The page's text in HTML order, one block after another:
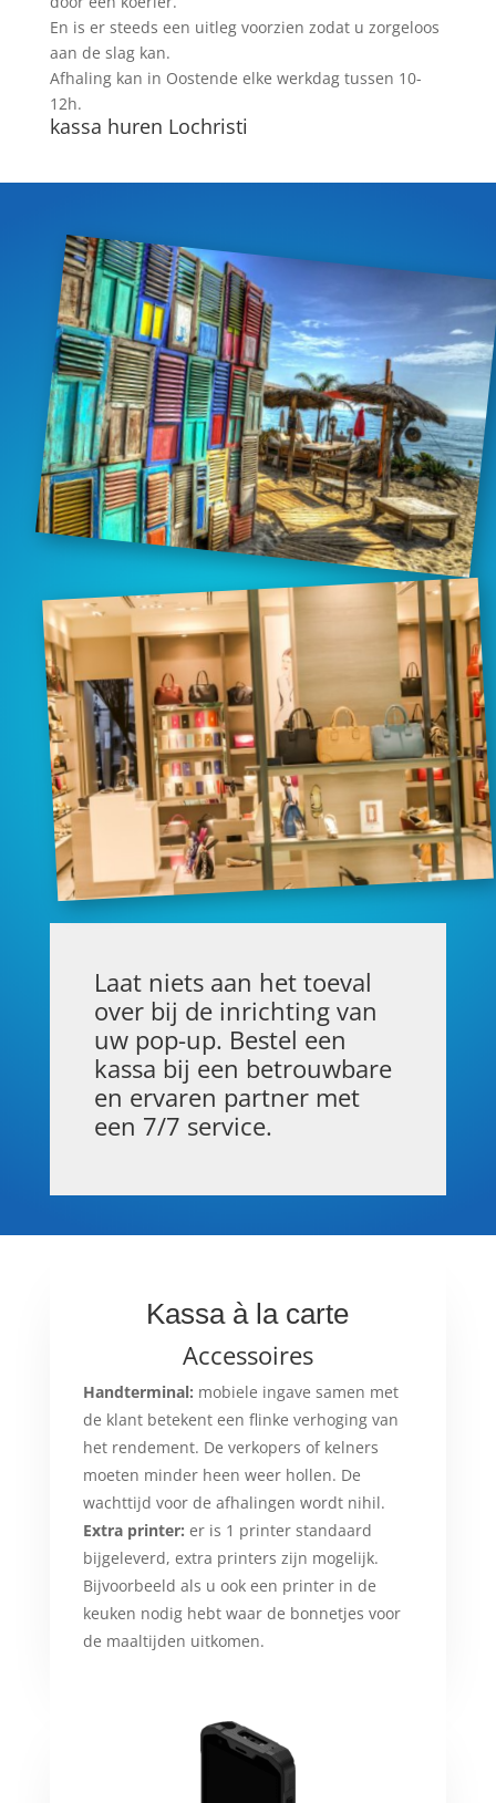
En is er steeds een uitleg voorzien zodat u zorgeloos
aan de slag kan.
Afhaling kan in Oostende elke werkdag tussen 10-
12h.
kassa huren Lochristi
Laat niets aan het toeval
over bij de inrichting van
uw pop-up. Bestel een
kassa bij een betrouwbare
en ervaren partner met
een 7/7 service.
Kassa à la carte
Accessoires
Handterminal: mobiele ingave samen met
de klant betekent een flinke verhoging van
het rendement. De verkopers of kelners
moeten minder heen weer hollen. De
wachttijd voor de afhalingen wordt nihil.
Extra printer: er is 1 printer standaard
bijgeleverd, extra printers zijn mogelijk.
Bijvoorbeeld als u ook een printer in de
keuken nodig hebt waar de bonnetjes voor
de maaltijden uitkomen.